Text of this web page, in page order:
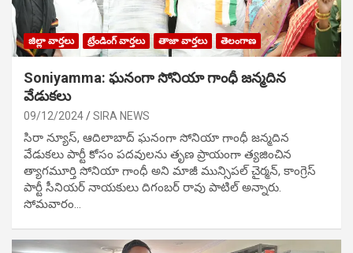
జిల్లా వార్తలు ట్రేండింగ్ వార్తలు తాజా వార్తలు తెలంగాణ
Soniyamma: ఘ‌నంగా సోనియా గాంధీ జ‌న్మ‌దిన
వేడుక‌లు
09/12/2024 SIRA NEWS
సిరా న్యూస్, ఆదిలాబాద్ ఘ‌నంగా సోనియా గాంధీ జ‌న్మ‌దిన
వేడుక‌లు పార్టీ కోసం ప‌ద‌వుల‌ను తృణ ప్రాయంగా త్య‌జించిన
త్యాగమూర్తి సోనియా గాంధీ అని మాజీ మున్సిప‌ల్ చైర్మ‌న్, కాంగ్రెస్
పార్టీ సీనియ‌ర్ నాయ‌కులు దిగంబ‌ర్ రావు పాటిల్ అన్నారు.
సోమవారం…